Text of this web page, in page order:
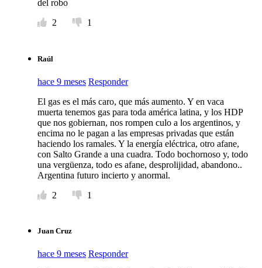
del robo
2
1
Raúl
hace 9 meses Responder
El gas es el más caro, que más aumento. Y en vaca
muerta tenemos gas para toda américa latina, y los HDP
que nos gobiernan, nos rompen culo a los argentinos, y
encima no le pagan a las empresas privadas que están
haciendo los ramales. Y la energía eléctrica, otro afane,
con Salto Grande a una cuadra. Todo bochornoso y, todo
una vergüenza, todo es afane, desprolijidad, abandono..
Argentina futuro incierto y anormal.
2
1
Juan Cruz
hace 9 meses Responder